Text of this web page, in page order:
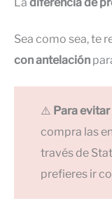
Sea como sea, te
con antelación
⚠️ Para evitar
compra las
través de
prefieres ir